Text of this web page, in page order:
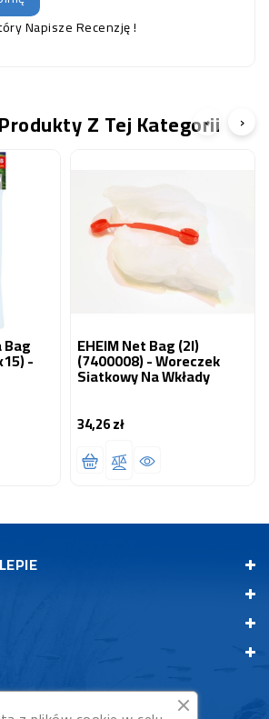
Napisze Recenzję !
Z Tej Kategorii
Bag
-
EHEIM Net Bag (2l)
(7400008) - Woreczek
Siatkowy Na Wkłady
34,26 złCena
‹ ›